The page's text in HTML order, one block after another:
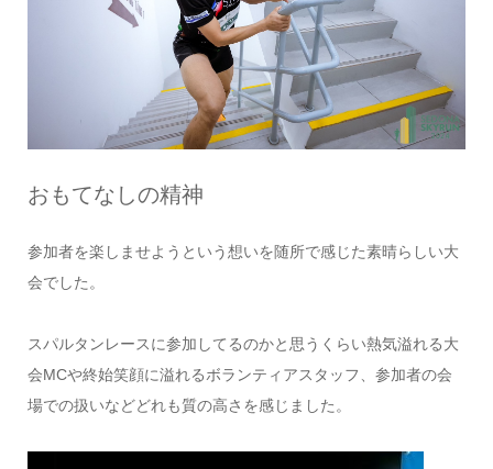
おもてなしの精神
参加者を楽しませようという想いを随所で感じた素晴らしい大
会でした。
スパルタンレースに参加してるのかと思うくらい熱気溢れる大
会MCや終始笑顔に溢れるボランティアスタッフ、参加者の会
場での扱いなどどれも質の高さを感じました。